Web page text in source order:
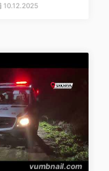
10.12.2025